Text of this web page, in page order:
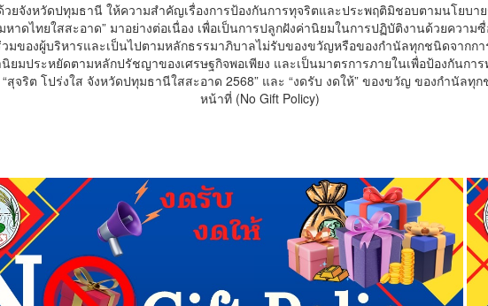
วยจังหวัดปทุมธานี ให้ความสำคัญเรื่องการป้องกันการทุจริตและประพฤติมิชอบตามนโยบา
หาดไทยใสสะอาด” มาอย่างต่อเนื่อง เพื่อเป็นการปลูกฝังค่านิยมในการปฏิบัติงานด้วยความ
มของผู้บริหารและเป็นไปตามหลักธรรมาภิบาลไม่รับของขวัญหรือของกำนัลทุกชนิดจากก
นิยมประหยัดตามหลักปรัชญาของเศรษฐกิจพอเพียง และเป็นมาตรการภายในเพื่อป้องกันกา
สุจริต โปร่งใส จังหวัดปทุมธานีใสสะอาด 2568” และ “งดรับ งดให้” ของขวัญ ของกำนัลทุ
หน้าที่ (No Gift Policy)